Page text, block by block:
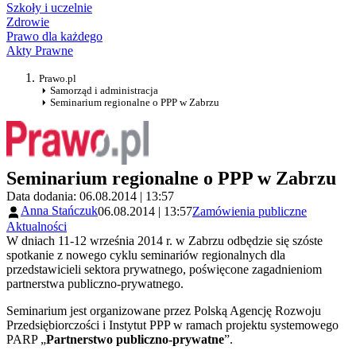
Szkoły i uczelnie
Zdrowie
Prawo dla każdego
Akty Prawne
Prawo.pl
Samorząd i administracja
Seminarium regionalne o PPP w Zabrzu
Seminarium regionalne o PPP w Zabrzu
Data dodania: 06.08.2014 | 13:57
Anna Stańczuk06.08.2014 | 13:57Zamówienia publiczne
Aktualności
W dniach 11-12 września 2014 r. w Zabrzu odbędzie się szóste
spotkanie z nowego cyklu seminariów regionalnych dla
przedstawicieli sektora prywatnego, poświęcone zagadnieniom
partnerstwa publiczno-prywatnego.
Seminarium jest organizowane przez Polską Agencję Rozwoju
Przedsiębiorczości i Instytut PPP w ramach projektu systemowego
PARP „Partnerstwo publiczno-prywatne”.